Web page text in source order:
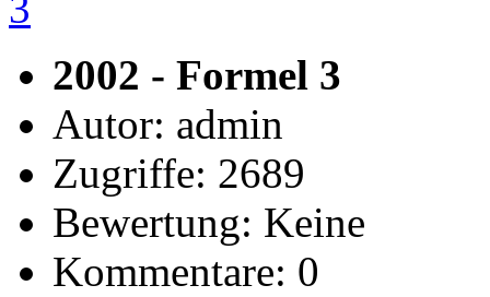
2002 - Formel 3
Autor: admin
Zugriffe: 2689
Bewertung: Keine
Kommentare: 0